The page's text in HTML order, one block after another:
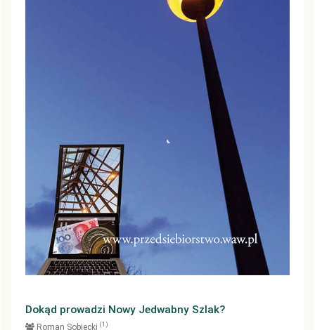
Dokąd prowadzi Nowy Jedwabny Szlak?
Roman Sobiecki (1)